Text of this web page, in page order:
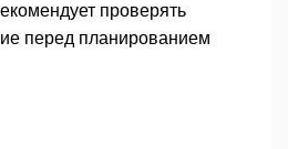
проверять
перед планированием